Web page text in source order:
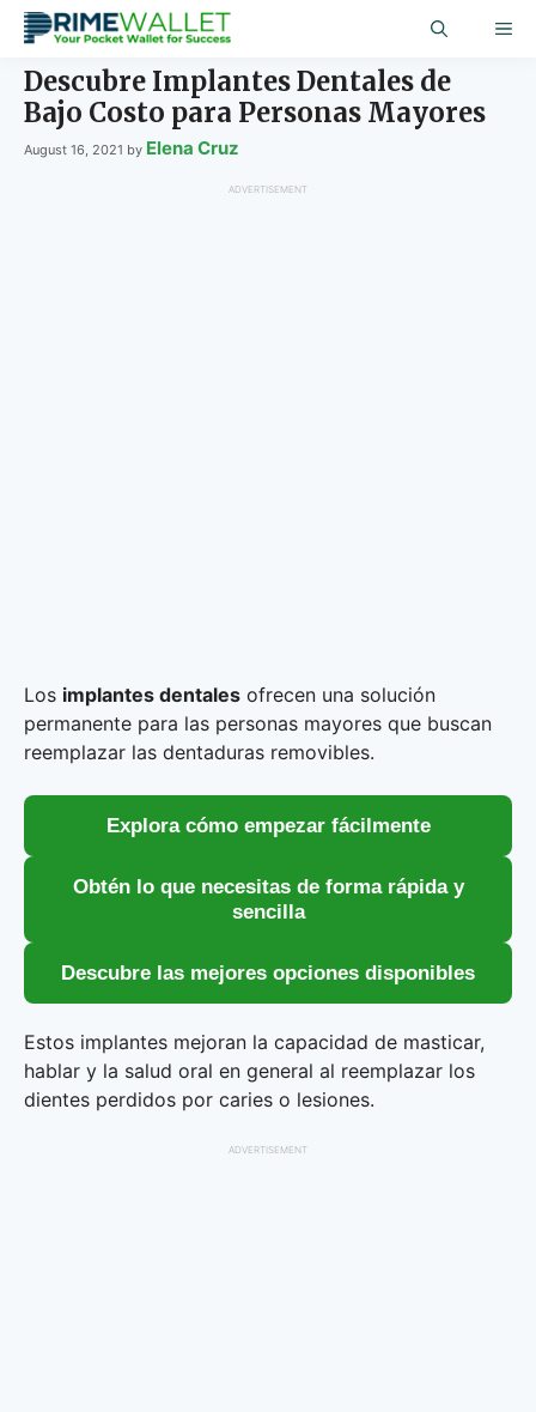
Skip
content
Descubre Implantes Dentales de
Bajo Costo para Personas Mayores
August 16, 2021 by Elena Cruz
ADVERTISEMENT
Los implantes dentales ofrecen una solución
permanente para las personas mayores que buscan
reemplazar las dentaduras removibles.
Explora cómo empezar fácilmente
Obtén lo que necesitas de forma rápida y
sencilla
Descubre las mejores opciones disponibles
Estos implantes mejoran la capacidad de masticar,
hablar y la salud oral en general al reemplazar los
dientes perdidos por caries o lesiones.
ADVERTISEMENT